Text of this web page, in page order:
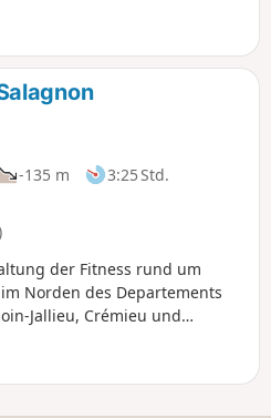
-135 m
3:25 Std.
der Fitness rund um
Norden des Departements
Jallieu, Crémieu und